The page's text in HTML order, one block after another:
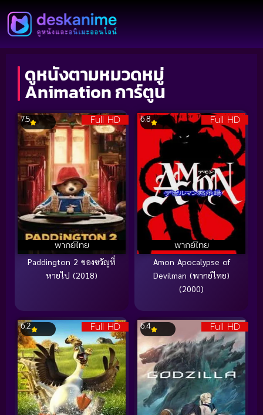
ดูหนังตามหมวดหมู่
Animation การ์ตูน
Full HD
พากย์ไทย
7.5
Paddington 2 ของขวัญที่
หายไป (2018)
Full HD
พากย์ไทย
6.8
Amon Apocalypse of
Devilman (พากย์ไทย)
(2000)
Full HD
6.2 Full HD
6.4